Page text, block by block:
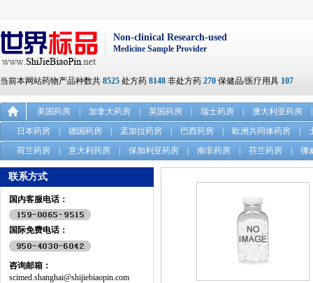
Non-clinical Research-used
Medicine Sample Provider
当前本网站药物产品种数共 8525 处方药 8148 非处方药 270 保健品/医疗用具 107
美国药房 加拿大药房 英国药房 瑞士药房 澳大利亚药房
日本药房
德国药房 孟加拉药房 巴西药房 欧洲共同体药房
荷兰药房
意大利药房 保加利亚药房 南非药房 芬兰药房 挪
联系方式
国内客服电话：
国际免费电话：
咨询邮箱：
scimed.shanghai@shijiebiaopin.com